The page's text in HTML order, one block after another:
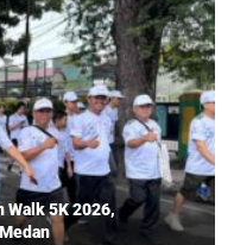
Walk 5K 2026,